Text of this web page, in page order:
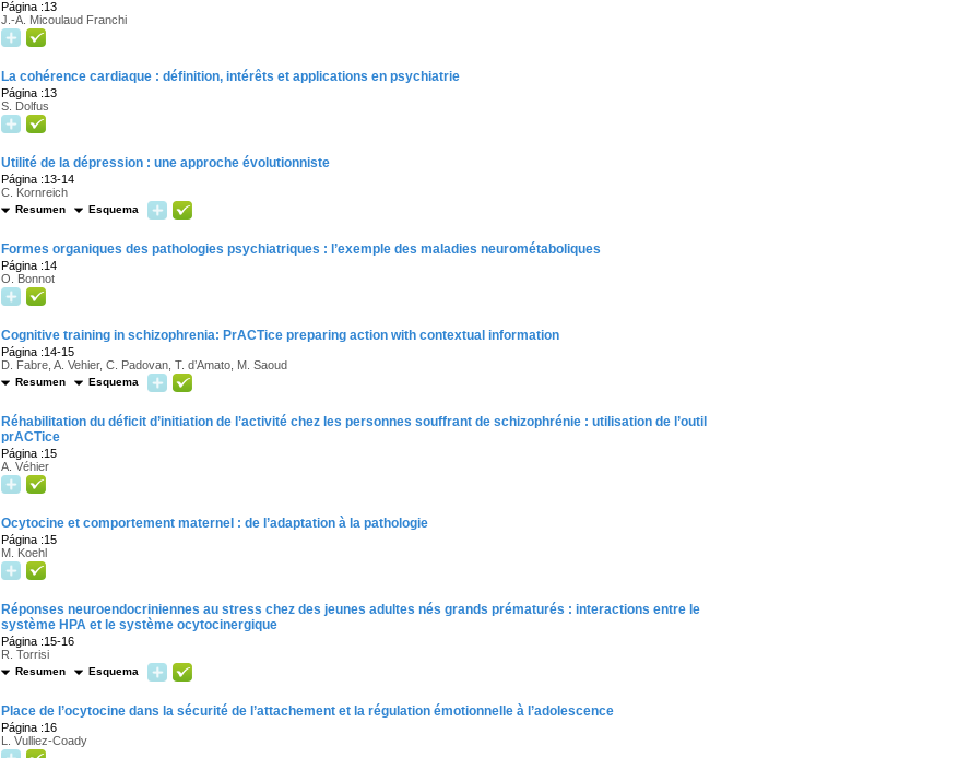
Página :13
J.-A. Micoulaud Franchi
La cohérence cardiaque : définition, intérêts et applications en psychiatrie
Página :13
S. Dolfus
Utilité de la dépression : une approche évolutionniste
Página :13-14
C. Kornreich
Resumen Esquema
Formes organiques des pathologies psychiatriques : l’exemple des maladies neurométaboliques
Página :14
O. Bonnot
Cognitive training in schizophrenia: PrACTice preparing action with contextual information
Página :14-15
D. Fabre, A. Vehier, C. Padovan, T. d’Amato, M. Saoud
Resumen Esquema
Réhabilitation du déficit d’initiation de l’activité chez les personnes souffrant de schizophrénie : utilisation de l’outil
prACTice
Página :15
A. Véhier
Ocytocine et comportement maternel : de l’adaptation à la pathologie
Página :15
M. Koehl
Réponses neuroendocriniennes au stress chez des jeunes adultes nés grands prématurés : interactions entre le
système HPA et le système ocytocinergique
Página :15-16
R. Torrisi
Resumen Esquema
Place de l’ocytocine dans la sécurité de l’attachement et la régulation émotionnelle à l’adolescence
Página :16
L. Vulliez-Coady